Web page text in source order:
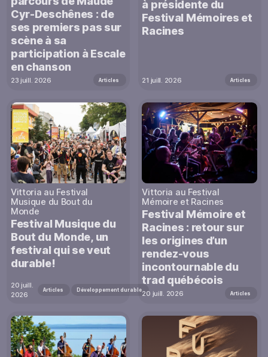
Cyr-Deschênes : de
ses premiers pas sur
scène à sa
participation à Escale
en chanson
23 juill. 2026 Articles
à présidente du
Festival Mémoires et
Racines
21 juill. 2026 Articles
Vittoria au Festival
Musique du Bout du
Monde
Festival Musique du
Bout du Monde, un
festival qui se veut
durable!
20 juill.
2026
Articles Développement durable
Vittoria au Festival
Mémoire et Racines
Festival Mémoire et
Racines : retour sur
les origines d’un
rendez-vous
incontournable du
trad québécois
20 juill. 2026 Articles